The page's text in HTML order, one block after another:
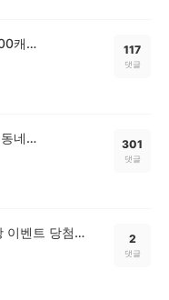
요즘 우리 동네 이야기 남기면 전원 1,000캐시! 🔥우리 동네 썰전 3회차 OPEN 117
댓글
💸최대 150,000캐시 증정! 8회차 우리 동네 정보왕 이벤트 301
댓글
💰[당첨자 발표] 1회차 우리 동네 정보왕 이벤트 당첨자를 발표합니다! 2
댓글